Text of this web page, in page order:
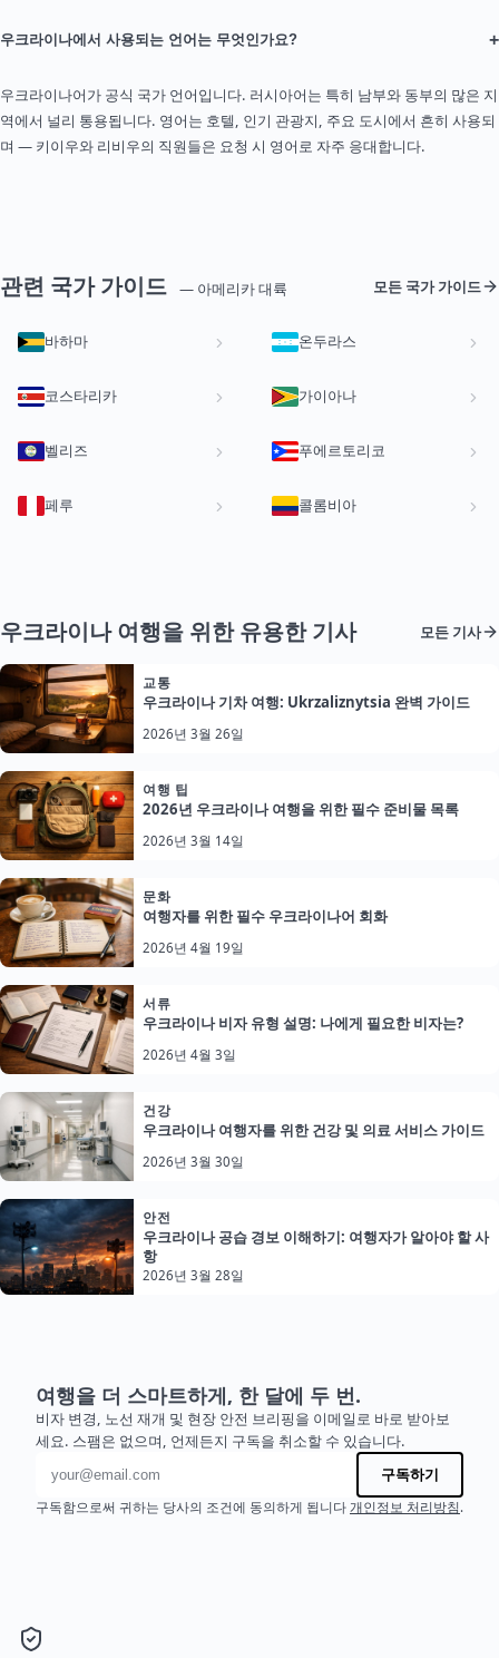
우크라이나에서 사용되는 언어는 무엇인가요? +
우크라이나어가 공식 국가 언어입니다. 러시아어는 특히 남부와 동부의 많은 지
역에서 널리 통용됩니다. 영어는 호텔, 인기 관광지, 주요 도시에서 흔히 사용되
며 — 키이우와 리비우의 직원들은 요청 시 영어로 자주 응대합니다.
관련 국가 가이드 — 아메리카 대륙 모든 국가 가이드
바하마 온두라스
코스타리카 가이아나
벨리즈 푸에르토리코
페루 콜롬비아
우크라이나 여행을 위한 유용한 기사 모든 기사
교통
우크라이나 기차 여행: Ukrzaliznytsia 완벽 가이드
2026년 3월 26일
여행 팁
2026년 우크라이나 여행을 위한 필수 준비물 목록
2026년 3월 14일
문화
여행자를 위한 필수 우크라이나어 회화
2026년 4월 19일
서류
우크라이나 비자 유형 설명: 나에게 필요한 비자는?
2026년 4월 3일
건강
우크라이나 여행자를 위한 건강 및 의료 서비스 가이드
2026년 3월 30일
안전
우크라이나 공습 경보 이해하기: 여행자가 알아야 할 사
항
2026년 3월 28일
여행을 더 스마트하게, 한 달에 두 번.
비자 변경, 노선 재개 및 현장 안전 브리핑을 이메일로 바로 받아보
세요. 스팸은 없으며, 언제든지 구독을 취소할 수 있습니다.
이메일 주소
구독하기
구독함으로써 귀하는 당사의 조건에 동의하게 됩니다 개인정보 처리방침.